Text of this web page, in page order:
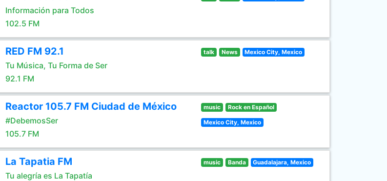
Información para Todos
102.5 FM
RED FM 92.1
Tu Música, Tu Forma de Ser
92.1 FM
talk News Mexico City, Mexico
Reactor 105.7 FM Ciudad de México
#DebemosSer
105.7 FM
music Rock en Español
Mexico City, Mexico
La Tapatia FM
Tu alegría es La Tapatía
music Banda Guadalajara, Mexico